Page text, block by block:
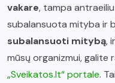
vakare, tampa
subalansuota mityba ir
subalansuoti mitybą,
mūsų organizmui, galite
„Sveikatos.lt“ portale.